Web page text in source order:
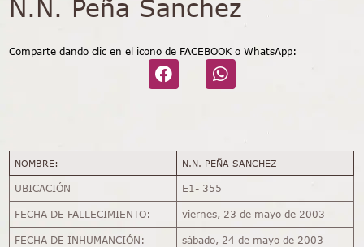
N.N. Peña Sanchez
Comparte dando clic en el icono de FACEBOOK o WhatsApp:
NOMBRE: N.N. PEÑA SANCHEZ
UBICACIÓN E1- 355
FECHA DE FALLECIMIENTO: viernes, 23 de mayo de 2003
FECHA DE INHUMANCIÓN: sábado, 24 de mayo de 2003